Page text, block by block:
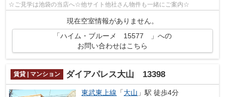
☆ご見学は池袋の当店へ☆他サイト他社さん物件も一緒にご案内☆
現在空室情報がありません。
「ハイム・ブルーメ 15577 」への
お問い合わせはこちら
賃貸 | マンション ダイアパレス大山 13398
東武東上線 「大山 」駅 徒歩4分